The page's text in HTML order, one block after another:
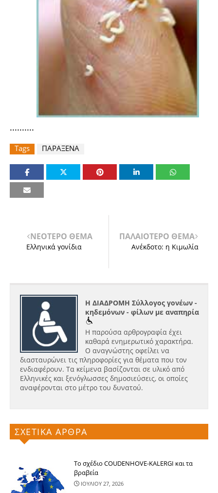
..........
Tags ΠΑΡΑΞΕΝΑ
ΝΕΟΤΕΡΟ ΘΕΜΑ
Ελληνικά γονίδια
ΠΑΛΑΙΟΤΕΡΟ ΘΕΜΑ
Ανέκδοτο: η Κιμωλία
Η ΔΙΑΔΡΟΜΗ Σύλλογος γονέων -
κηδεμόνων - φίλων με αναπηρία
Η παρούσα αρθρογραφία έχει
καθαρά ενημερωτικό χαρακτήρα.
Ο αναγνώστης οφείλει να
διασταυρώνει τις πληροφορίες για θέματα που τον
ενδιαφέρουν. Τα κείμενα βασίζονται σε υλικό από
Ελληνικές και ξενόγλωσσες δημοσιεύσεις, οι οποίες
αναφέρονται στο μέτρο του δυνατού.
ΣΧΕΤΙΚΑ ΑΡΘΡΑ
Το σχέδιο COUDENHOVE-KALERGI και τα
βραβεία
ΙΟΥΛΙΟΥ 27, 2026